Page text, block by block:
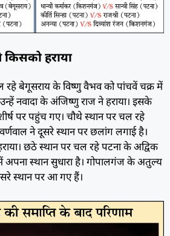
हराया
रहे बेगूसराय के विष्णु वैभव को पांचवें चक्र में
नवादा के अंजिष्णु राज ने हराया। इसके
पर पहुंच गए। चौथे स्थान पर चल रहे
ने दूसरे स्थान पर छलांग लगाई है।
छठे स्थान पर चल रहे पटना के अद्विक
अपना स्थान सुधारा है। गोपालगंज के अतुल्य
स्थान पर आ गए हैं।